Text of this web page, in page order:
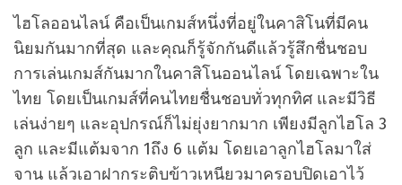
ไฮโลออนไลน์ คือเป็นเกมส์หนึ่งที่อยู่ในคาสิโนที่มีคน
นิยมกันมากที่สุด และคุณก็รู้จักกันดีแล้วรู้สึกชื่นชอบ
การเล่นเกมส์กันมากในคาสิโนออนไลน์ โดยเฉพาะใน
ไทย โดยเป็นเกมส์ที่คนไทยชื่นชอบทั่วทุกทิศ และมีวิธี
เล่นง่ายๆ และอุปกรณ์ก็ไม่ยุ่งยากมาก เพียงมีลูกไฮโล 3
ลูก และมีแต้มจาก 1ถึง 6 แต้ม โดยเอาลูกไฮโลมาใส่
จาน แล้วเอาฝากระติบข้าวเหนียวมาครอบปิดเอาไว้